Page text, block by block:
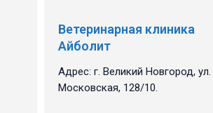
Ветеринарная клиника
Айболит
Адрес: г. Великий Новгород,
Московская, 128/10.